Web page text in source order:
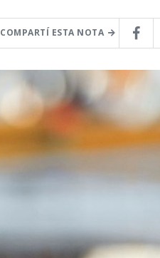
COMPARTÍ ESTA NOTA